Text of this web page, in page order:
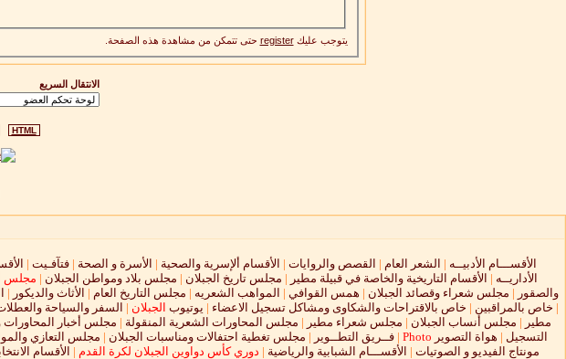
يتوجب عليكregister حتى تتمكن من مشاهدة هذه الصفحة.
الانتقال السريع
HTML
الأقســـام الأدبيــه | الشعر العام | القصص والروايات | الأقسام ألإسرية والصحية | الأسرة و الصحة | فتآفـيت |
الأداريــه | الأقسام التاريخية والخاصة في قبيلة مطير | مجلس تاريخ الجبلان | مجلس بلاد ومواطن الجبلان | مجلس
والصقور | مجلس شعراء وقصائد الجبلان | همس القوافي | المواهب الشعريه | مجلس التاريخ العام | الأثاث والديكور |
| خاص بالمراقبين | خاص بالاقتراحات والشكاوى ومشاكل تسجيل الاعضاء | يوتيوب الجبلان | السفر والسياحة
مطير | مجلس أنساب الجبلان | مجلس شعراء مطير | مجلس المحاورات الشعرية المنقولة | مجلس أخبار المحاورات
التسجيل | هواة التصوير Photo
|فــريق التطــوير | مجلس تغطية احتفالات ومناسبات الجبلان | مجلس التعازي
مونتاج الفيديو و الصوتيات | الأقســـام الشبابية والرياضية | دوري كأس دواوين الجبلان لكرة القدم | الأقسام